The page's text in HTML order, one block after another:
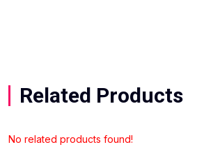
Related Products
No related products found!